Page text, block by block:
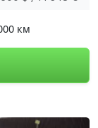
км